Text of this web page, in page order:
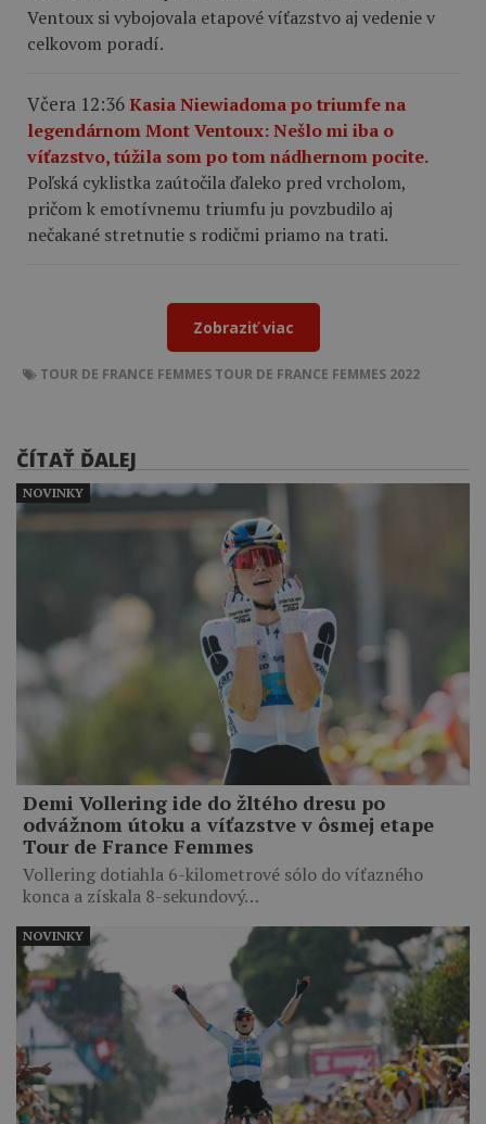
Ventoux si vybojovala etapové víťazstvo aj vedenie v
celkovom poradí.
Včera 12:36Kasia Niewiadoma po triumfe na
legendárnom Mont Ventoux: Nešlo mi iba o
víťazstvo, túžila som po tom nádhernom pocite.
Poľská cyklistka zaútočila ďaleko pred vrcholom,
pričom k emotívnemu triumfu ju povzbudilo aj
nečakané stretnutie s rodičmi priamo na trati.
Zobraziť viac
TOUR DE FRANCE FEMMES TOUR DE FRANCE FEMMES 2022
ČÍTAŤ ĎALEJ
Demi Vollering ide do žltého dresu po
odvážnom útoku a víťazstve v ôsmej etape
Tour de France Femmes
Vollering dotiahla 6-kilometrové sólo do víťazného
konca a získala 8-sekundový…
NOVINKY
NOVINKY